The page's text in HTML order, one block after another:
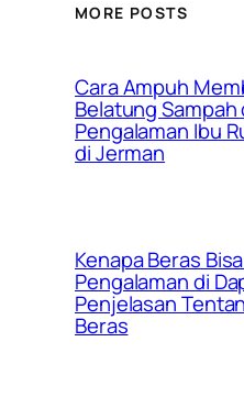
MORE POSTS
Cara Ampuh
Belatung Sampah
Pengalaman Ibu
di Jerman
Kenapa Beras
Pengalaman di
Penjelasan
Beras